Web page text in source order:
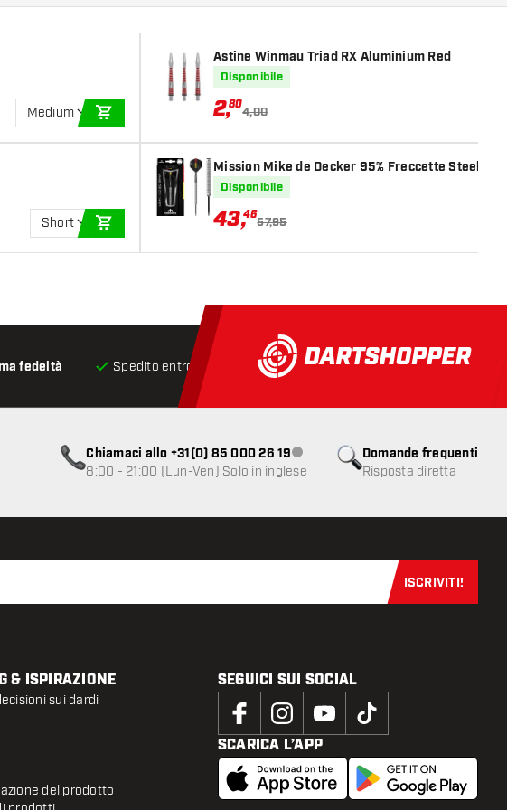
Medium
AGGIUNGI AL CARRELLO
Short
AGGIUNGI AL CARRELLO
Astine Winmau Triad RX Aluminium Red
Disponibile
2,80
4,00
Mission Mike de Decker 95% Freccette Steel
Disponibile
43,46
57,95
fedeltà Spedito entro 24 ore Spedizione gratuitada € 75
Domande frequenti
Risposta diretta
Chiamaci allo +31(0) 85 000 26 19Servizio clienti non disponibile
8:00 - 21:00 (Lun-Ven) Solo in inglese
Iscriviti
ISCRIVITI!
& ISPIRAZIONE
sui dardi
del prodotto
SEGUICI SUI SOCIAL
SCARICA L’APP